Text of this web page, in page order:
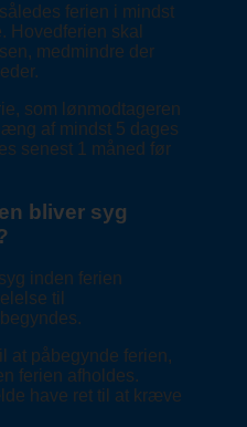
ferien i mindst
Hovedferien skal
medmindre der
som lønmodtageren
af mindst 5 dages
senest 1 måned før
bliver syg
inden ferien
til
at påbegynde ferien,
ferien afholdes.
have ret til at kræve